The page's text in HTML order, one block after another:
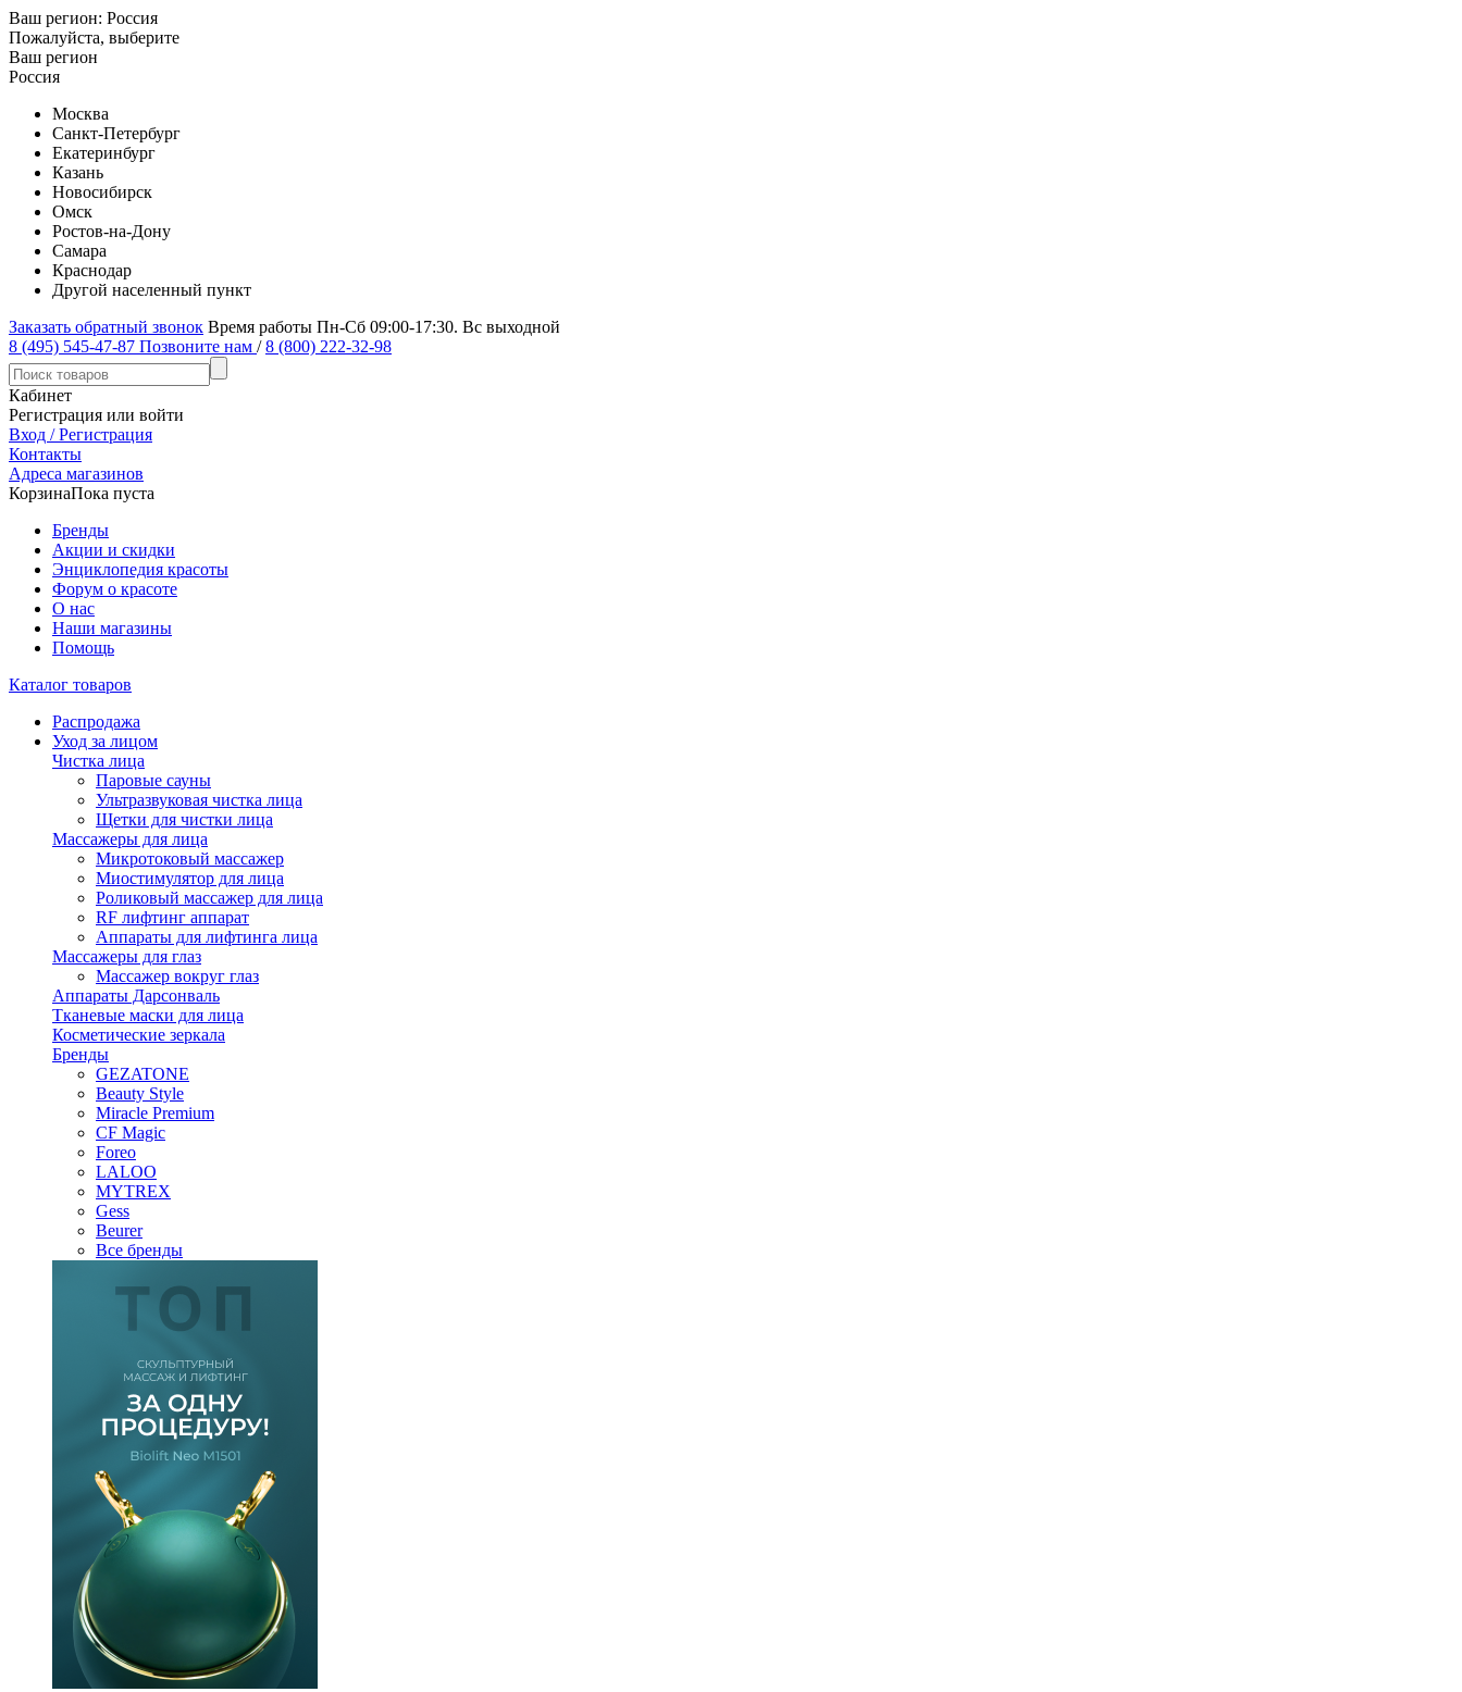
Ваш регион: Россия
Пожалуйста, выберите
Ваш регион
Россия
Москва
Санкт-Петербург
Екатеринбург
Казань
Новосибирск
Омск
Ростов-на-Дону
Самара
Краснодар
Другой населенный пункт
Заказать обратный звонок Время работы Пн-Сб 09:00-17:30. Вс выходной
8 (495) 545-47-87 Позвоните нам / 8 (800) 222-32-98
Кабинет
Регистрация или войти
Вход / Регистрация
Контакты
Адреса магазинов
КорзинаПока пуста
Бренды
Акции и скидки
Энциклопедия красоты
Форум о красоте
О нас
Наши магазины
Помощь
Каталог товаров
Распродажа
Уход за лицом
Чистка лица
Паровые сауны
Ультразвуковая чистка лица
Щетки для чистки лица
Массажеры для лица
Микротоковый массажер
Миостимулятор для лица
Роликовый массажер для лица
RF лифтинг аппарат
Аппараты для лифтинга лица
Массажеры для глаз
Массажер вокруг глаз
Аппараты Дарсонваль
Тканевые маски для лица
Косметические зеркала
Бренды
GEZATONE
Beauty Style
Miracle Premium
CF Magic
Foreo
LALOO
MYTREX
Gess
Beurer
Все бренды